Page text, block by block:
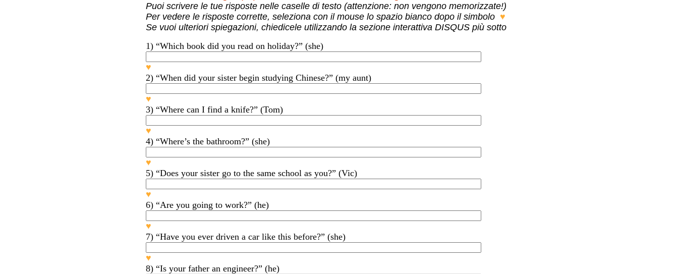
Puoi scrivere le tue risposte nelle caselle di testo (attenzione: non vengono memorizzate!)
Per vedere le risposte corrette, seleziona con il mouse lo spazio bianco dopo il simbolo ♥
Se vuoi ulteriori spiegazioni, chiedicele utilizzando la sezione interattiva DISQUS più sotto
1) “Which book did you read on holiday?” (she)
♥
2) “When did your sister begin studying Chinese?” (my aunt)
♥
3) “Where can I find a knife?” (Tom)
♥
4) “Where’s the bathroom?” (she)
♥
5) “Does your sister go to the same school as you?” (Vic)
♥
6) “Are you going to work?” (he)
♥
7) “Have you ever driven a car like this before?” (she)
♥
8) “Is your father an engineer?” (he)